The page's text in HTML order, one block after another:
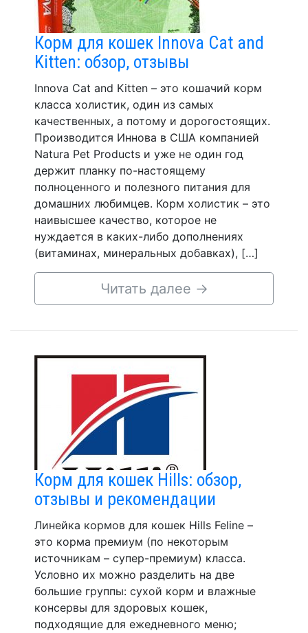
Корм для кошек Innova Cat and
Kitten: обзор, отзывы
Innova Cat and Kitten – это кошачий корм
класса холистик, один из самых
качественных, а потому и дорогостоящих.
Производится Иннова в США компанией
Natura Pet Products и уже не один год
держит планку по-настоящему
полноценного и полезного питания для
домашних любимцев. Корм холистик – это
наивысшее качество, которое не
нуждается в каких-либо дополнениях
(витаминах, минеральных добавках), […]
Читать далее →
Корм для кошек Hills: обзор,
отзывы и рекомендации
Линейка кормов для кошек Hills Feline –
это корма премиум (по некоторым
источникам – супер-премиум) класса.
Условно их можно разделить на две
большие группы: сухой корм и влажные
консервы для здоровых кошек,
подходящие для ежедневного меню;